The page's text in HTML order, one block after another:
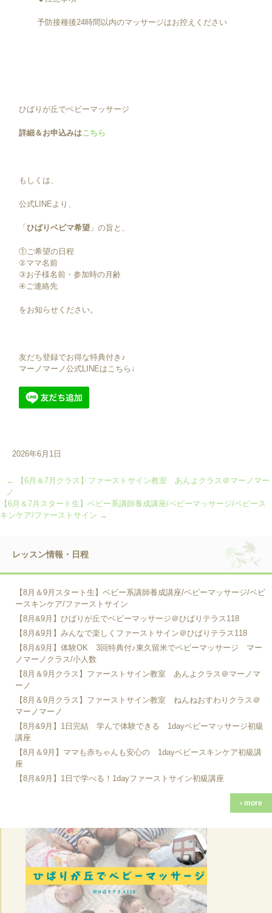
予防接種後24時間以内のマッサージはお控えください
ひばりが丘でベビーマッサージ
詳細＆お申込みはこちら
もしくは、
公式LINEより、
「ひばりベビマ希望 」の旨と、
①ご希望の日程
②ママ名前
③お子様名前・参加時の月齢
④ご連絡先
をお知らせください。
友だち登録でお得な特典付き♪
マーノマーノ公式LINEはこちら↓
2026年6月1日
←
【6月＆7月クラス】ファーストサイン教室 あんよクラス＠マーノマー
ノ
【6月＆7月スタート生】ベビー系講師養成講座/ベビーマッサージ/ベビース
キンケア/ファーストサイン →
レッスン情報・日程
【8月＆9月スタート生】ベビー系講師養成講座/ベビーマッサージ/ベビ
ースキンケア/ファーストサイン
【8月&9月】ひばりが丘でベビーマッサージ＠ひばりテラス118
【8月&9月】みんなで楽しくファーストサイン＠ひばりテラス118
【8月&9月】体験OK 3回特典付♪東久留米でベビーマッサージ マー
ノマーノクラス/小人数
【8月＆9月クラス】ファーストサイン教室 あんよクラス＠マーノマ
ーノ
【8月＆9月クラス】ファーストサイン教室 ねんねおすわりクラス＠
マーノマーノ
【8月&9月】1日完結 学んで体験できる 1dayベビーマッサージ初級
講座
【8月＆9月】ママも赤ちゃんも安心の 1dayベビースキンケア初級講
座
【8月&9月】1日で学べる！1dayファーストサイン初級講座
› more